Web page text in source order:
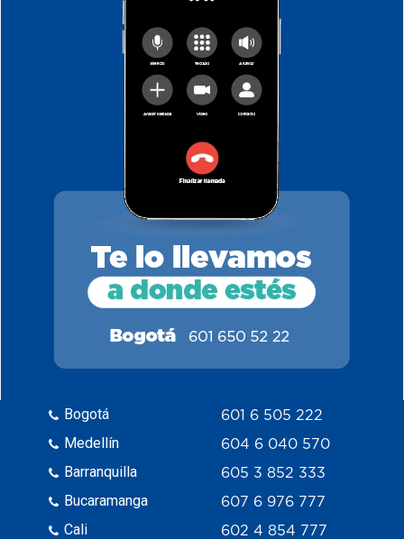
Bogotá
Medellín
Barranquilla
Bucaramanga
Cali
601 6 505 222
604 6 040 570
605 3 852 333
607 6 976 777
602 4 854 777